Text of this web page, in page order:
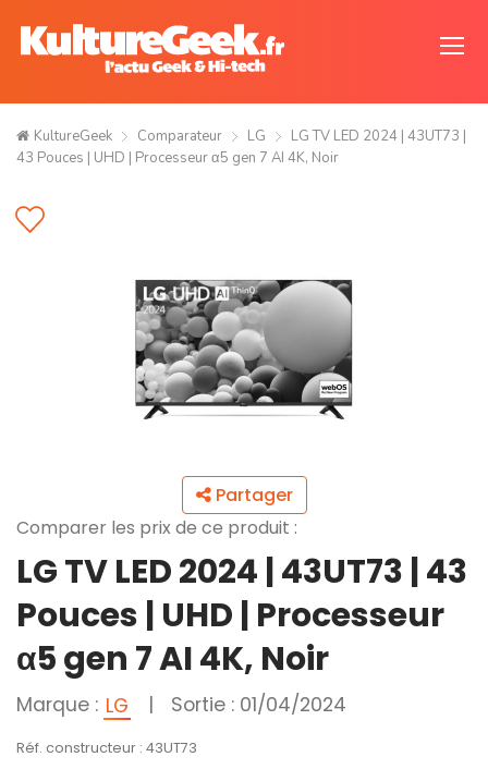
KultureGeek Comparateur LG
LG TV LED 2024 | 43UT73 |
43 Pouces | UHD | Processeur α5 gen 7 AI 4K, Noir
Partager
Comparer les prix de ce produit :
LG TV LED 2024 | 43UT73 | 43
Pouces | UHD | Processeur
α5 gen 7 AI 4K, Noir
Marque : LG | Sortie : 01/04/2024
Réf. constructeur : 43UT73